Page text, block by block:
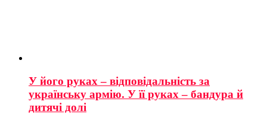
У його руках – відповідальність за
українську армію. У її руках – бандура й
дитячі долі